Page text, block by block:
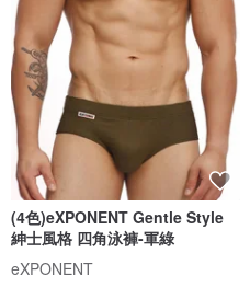
(4色)eXPONENT Gentle Style
紳士風格 四角泳褲-軍綠
eXPONENT